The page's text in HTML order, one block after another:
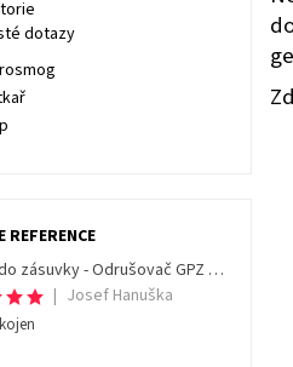
dotazy
REFERENCE
GeoAir do zásuvky - Odrušovač GPZ a ionizátor
| Josef Hanuška